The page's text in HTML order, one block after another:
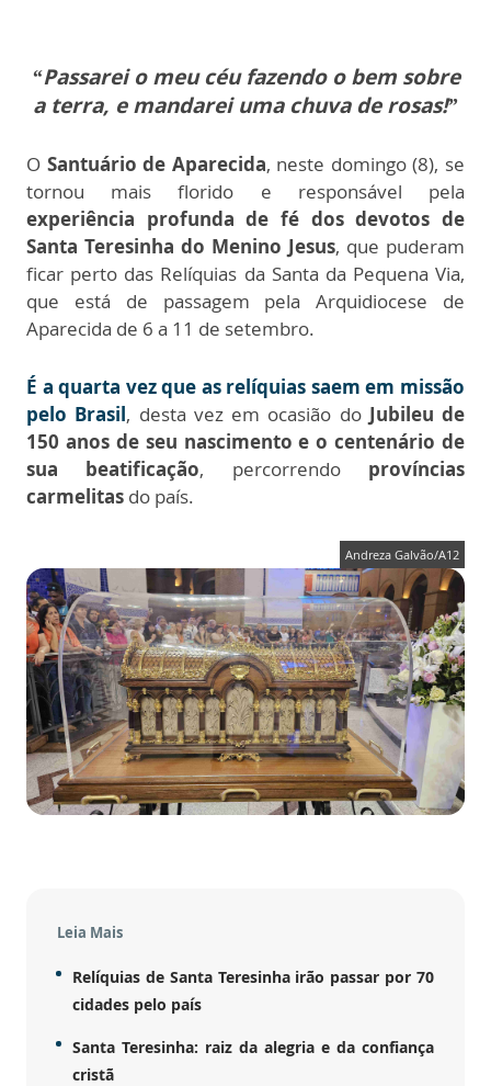
“Passarei o meu céu fazendo o bem sobre
a terra, e mandarei uma chuva de rosas!”
O Santuário de Aparecida, neste domingo (8), se
tornou mais florido e responsável pela
experiência profunda de fé dos devotos de
Santa Teresinha do Menino Jesus, que puderam
ficar perto das Relíquias da Santa da Pequena Via,
que está de passagem pela Arquidiocese de
Aparecida de 6 a 11 de setembro.
É a quarta vez que as relíquias saem em missão
pelo Brasil, desta vez em ocasião doJubileu de
150 anos de seu nascimento e o centenário de
sua beatificação, percorrendo províncias
carmelitas do país.
Andreza Galvão/A12
Leia Mais
Relíquias de Santa Teresinha irão passar por 70
cidades pelo país
Santa Teresinha: raiz da alegria e da confiança
cristã